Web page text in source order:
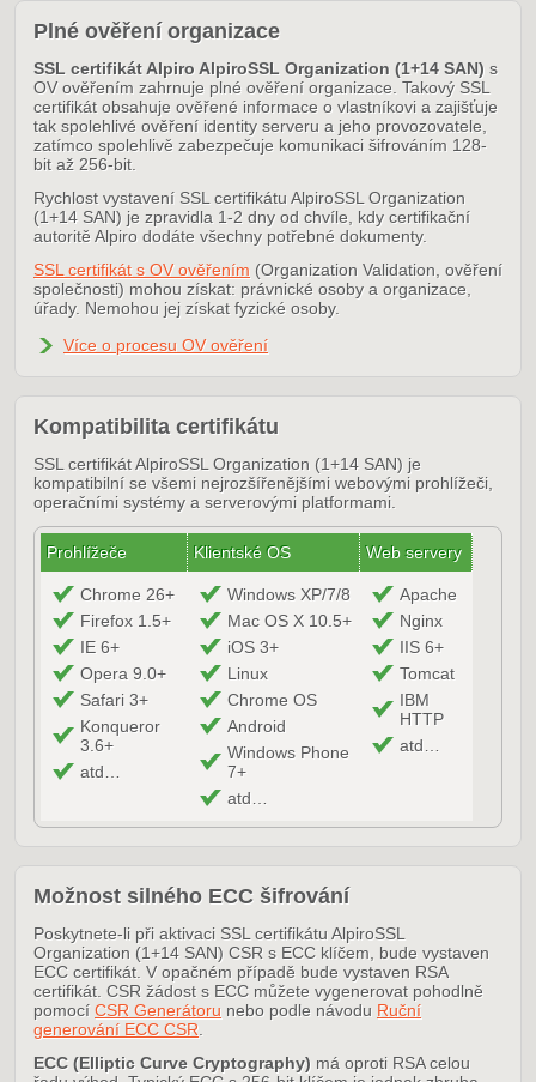
Plné ověření organizace
SSL certifikát Alpiro AlpiroSSL Organization (1+14 SAN) s
OV ověřením zahrnuje plné ověření organizace. Takový SSL
certifikát obsahuje ověřené informace o vlastníkovi a zajišťuje
tak spolehlivé ověření identity serveru a jeho provozovatele,
zatímco spolehlivě zabezpečuje komunikaci šifrováním 128-
bit až 256-bit.
Rychlost vystavení SSL certifikátu AlpiroSSL Organization
(1+14 SAN) je zpravidla 1-2 dny od chvíle, kdy certifikační
autoritě Alpiro dodáte všechny potřebné dokumenty.
SSL certifikát s OV ověřením (Organization Validation, ověření
společnosti) mohou získat: právnické osoby a organizace,
úřady. Nemohou jej získat fyzické osoby.
Více o procesu OV ověření
Kompatibilita certifikátu
SSL certifikát AlpiroSSL Organization (1+14 SAN) je
kompatibilní se všemi nejrozšířenějšími webovými prohlížeči,
operačními systémy a serverovými platformami.
Prohlížeče Klientské OS Web servery
Chrome 26+
Firefox 1.5+
IE 6+
Opera 9.0+
Safari 3+
Konqueror
3.6+
atd…
Windows XP/7/8
Mac OS X 10.5+
iOS 3+
Linux
Chrome OS
Android
Windows Phone
7+
atd…
Apache
Nginx
IIS 6+
Tomcat
IBM
HTTP
atd…
Možnost silného ECC šifrování
Poskytnete-li při aktivaci SSL certifikátu AlpiroSSL
Organization (1+14 SAN) CSR s ECC klíčem, bude vystaven
ECC certifikát. V opačném případě bude vystaven RSA
certifikát. CSR žádost s ECC můžete vygenerovat pohodlně
pomocí CSR Generátoru nebo podle návodu Ruční
generování ECC CSR
ECC (Elliptic Curve Cryptography) má oproti RSA celou